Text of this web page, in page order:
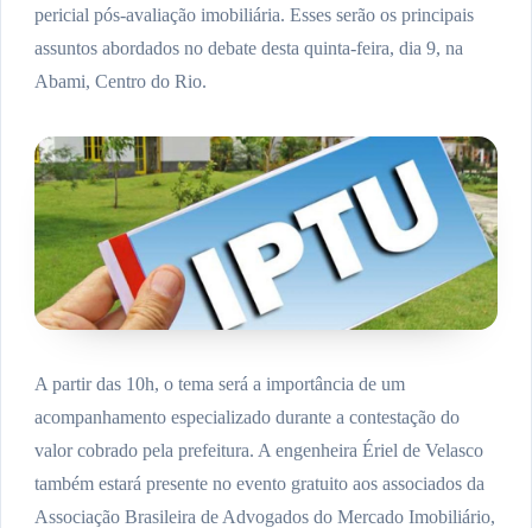
pericial pós-avaliação imobiliária. Esses serão os principais
assuntos abordados no debate desta quinta-feira, dia 9, na
Abami, Centro do Rio.
A partir das 10h, o tema será a importância de um
acompanhamento especializado durante a contestação do
valor cobrado pela prefeitura. A engenheira Ériel de Velasco
também estará presente no evento gratuito aos associados da
Associação Brasileira de Advogados do Mercado Imobiliário,